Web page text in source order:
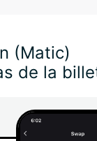
(Matic)
de la